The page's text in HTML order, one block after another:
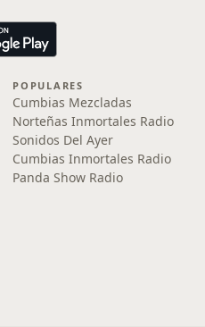
POPULARES
Cumbias Mezcladas
Norteñas Inmortales Radio
Sonidos Del Ayer
Cumbias Inmortales Radio
Panda Show Radio